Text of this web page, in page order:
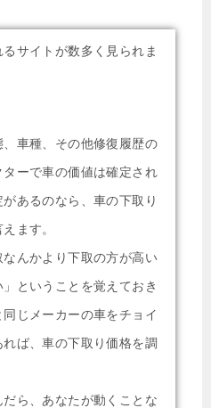
サイトが数多く見られま
車種、その他修復履歴の
ーで車の価値は確定され
あるのなら、車の下取り
ます。
なんかより下取の方が高い
ということを覚えておき
じメーカーの車をチョイ
ば、車の下取り価格を調
ら、あなたが動くことな